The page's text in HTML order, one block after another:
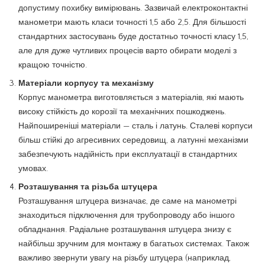
допустиму похибку вимірювань. Зазвичай електроконтактні
манометри мають класи точності 1,5 або 2,5. Для більшості
стандартних застосувань буде достатньо точності класу 1,5,
але для дуже чутливих процесів варто обирати моделі з
кращою точністю.
Матеріали корпусу та механізму
Корпус манометра виготовляється з матеріалів, які мають
високу стійкість до корозії та механічних пошкоджень.
Найпоширеніші матеріали — сталь і латунь. Сталеві корпуси
більш стійкі до агресивних середовищ, а латунні механізми
забезпечують надійність при експлуатації в стандартних
умовах.
Розташування та різьба штуцера
Розташування штуцера визначає, де саме на манометрі
знаходиться підключення для трубопроводу або іншого
обладнання. Радіальне розташування штуцера знизу є
найбільш зручним для монтажу в багатьох системах. Також
важливо звернути увагу на різьбу штуцера (наприклад,